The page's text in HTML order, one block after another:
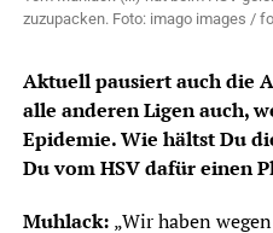
zuzupacken. Foto: imago images /
Aktuell pausiert auch die
alle anderen Ligen auch,
Epidemie. Wie hältst Du
Du vom HSV dafür einen
Muhlack: „Wir haben